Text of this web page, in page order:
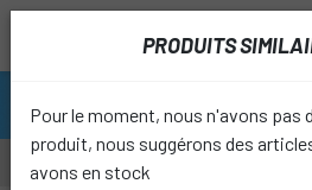
PRODUITS
Pour le moment, nous n'avons pas
produit, nous suggérons des
avons en stock